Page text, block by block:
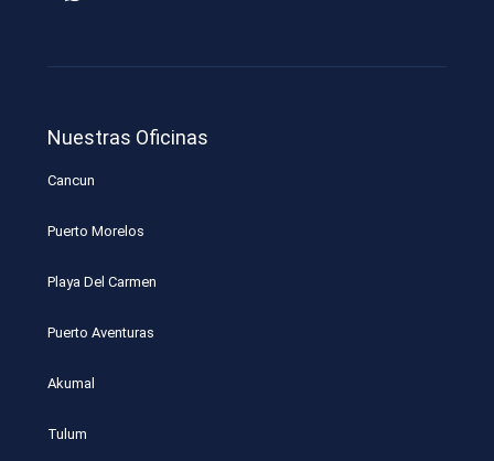
Nuestras Oficinas
Cancun
Puerto Morelos
Playa Del Carmen
Puerto Aventuras
Akumal
Tulum